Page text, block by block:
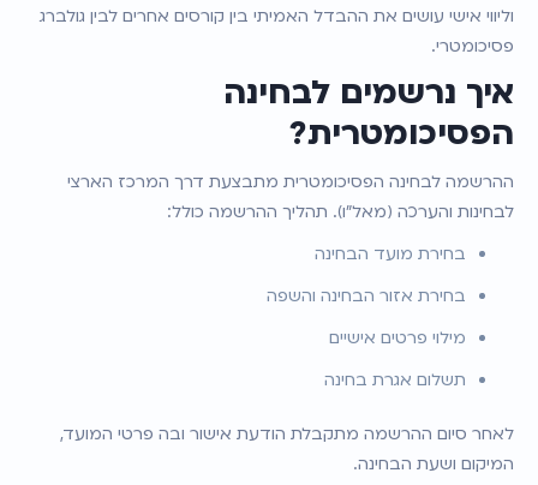
וליווי אישי עושים את ההבדל האמיתי בין קורסים אחרים לבין גולברג
פסיכומטרי.
איך נרשמים לבחינה
הפסיכומטרית?
ההרשמה לבחינה הפסיכומטרית מתבצעת דרך המרכז הארצי
לבחינות והערכה (מאל״ו). תהליך ההרשמה כולל:
בחירת מועד הבחינה
בחירת אזור הבחינה והשפה
מילוי פרטים אישיים
תשלום אגרת בחינה
לאחר סיום ההרשמה מתקבלת הודעת אישור ובה פרטי המועד,
המיקום ושעת הבחינה.